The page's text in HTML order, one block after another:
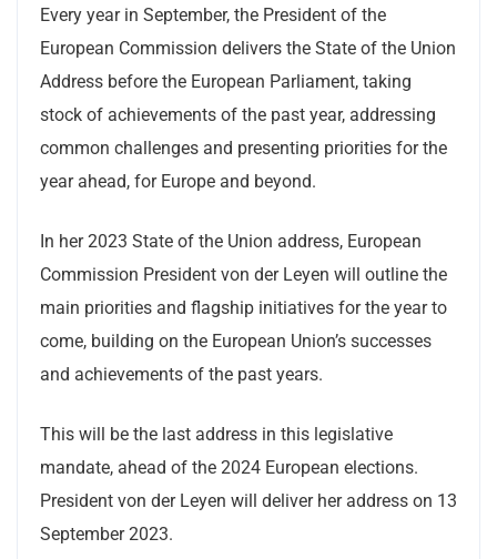
Every year in September, the President of the
European Commission delivers the State of the Union
Address before the European Parliament, taking
stock of achievements of the past year, addressing
common challenges and presenting priorities for the
year ahead, for Europe and beyond.
In her 2023 State of the Union address, European
Commission President von der Leyen will outline the
main priorities and flagship initiatives for the year to
come, building on the European Union’s successes
and achievements of the past years.
This will be the last address in this legislative
mandate, ahead of the 2024 European elections.
President von der Leyen will deliver her address on 13
September 2023.